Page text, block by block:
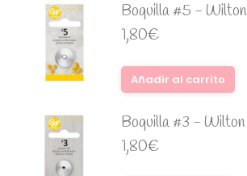
Boquilla #5 - Wilton
1,80€
Añadir al carrito
Boquilla #3 - Wilton
1,80€